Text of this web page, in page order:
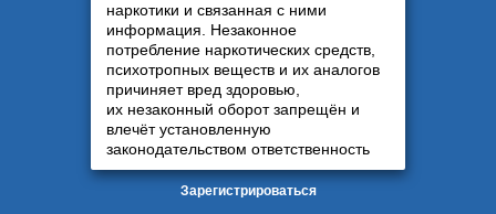
наркотики и связанная с ними
информация. Незаконное
потребление наркотических средств,
психотропных веществ и их аналогов
причиняет вред здоровью,
их незаконный оборот запрещён и
влечёт установленную
законодательством ответственность
Зарегистрироваться